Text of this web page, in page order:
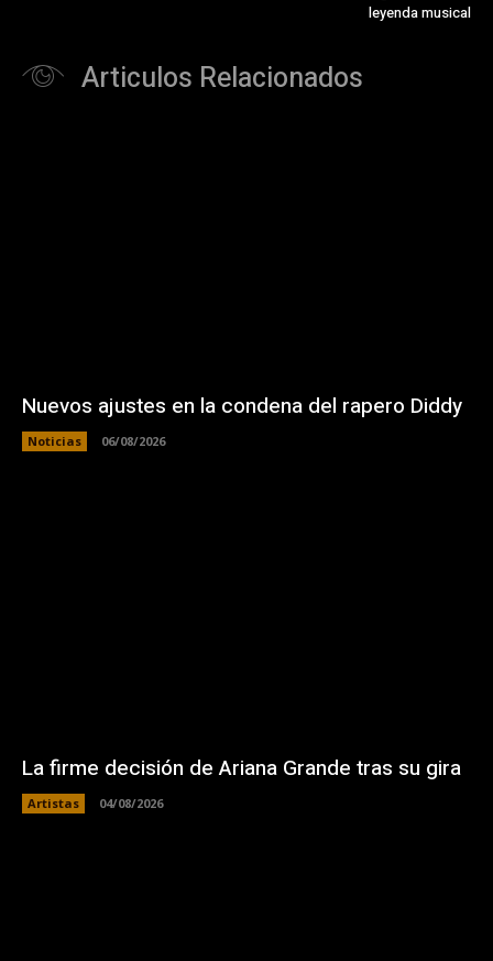
leyenda musical
Articulos Relacionados
Nuevos ajustes en la condena del rapero Diddy
Noticias 06/08/2026
La firme decisión de Ariana Grande tras su gira
Artistas 04/08/2026